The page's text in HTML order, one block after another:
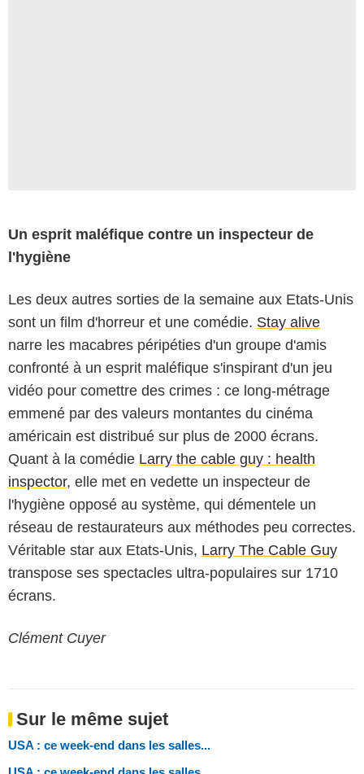
Un esprit maléfique contre un inspecteur de
l'hygiène
Les deux autres sorties de la semaine aux Etats-Unis
sont un film d'horreur et une comédie. Stay alive
narre les macabres péripéties d'un groupe d'amis
confronté à un esprit maléfique s'inspirant d'un jeu
vidéo pour comettre des crimes : ce long-métrage
emmené par des valeurs montantes du cinéma
américain est distribué sur plus de 2000 écrans.
Quant à la comédie Larry the cable guy : health
inspector, elle met en vedette un inspecteur de
l'hygiène opposé au système, qui démentele un
réseau de restaurateurs aux méthodes peu correctes.
Véritable star aux Etats-Unis, Larry The Cable Guy
transpose ses spectacles ultra-populaires sur 1710
écrans.
Clément Cuyer
Sur le même sujet
USA : ce week-end dans les salles...